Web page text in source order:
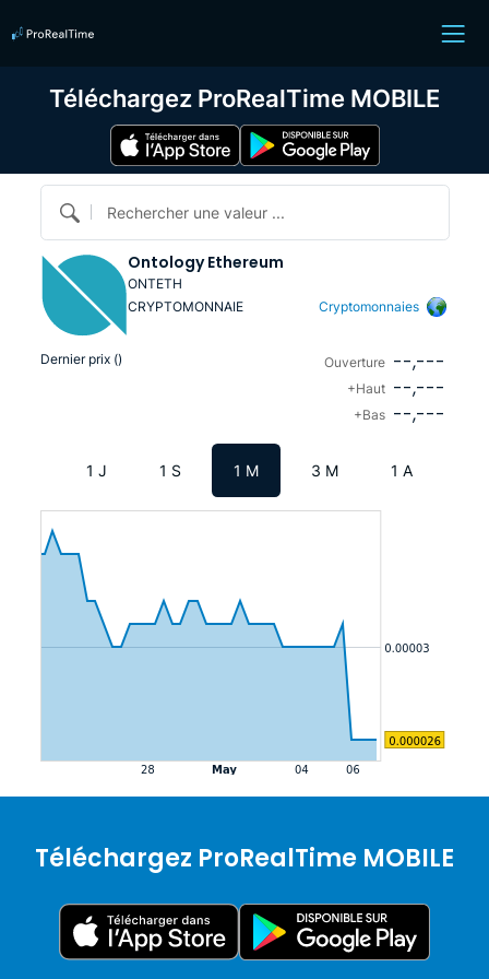
Rechercher une valeur ...
Ontology Ethereum
ONTETH
CRYPTOMONNAIE
Cryptomonnaies
Dernier prix () Ouverture --,---
+Haut --,---
+Bas --,---
1 J 1 S 1 M 3 M 1 A
Téléchargez ProRealTime MOBILE
Téléchargez ProRealTime MOBILE